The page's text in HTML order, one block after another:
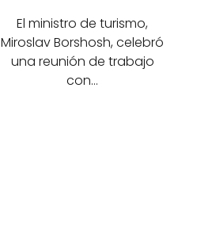
El ministro de turismo,
Miroslav Borshosh, celebró
una reunión de trabajo
con…